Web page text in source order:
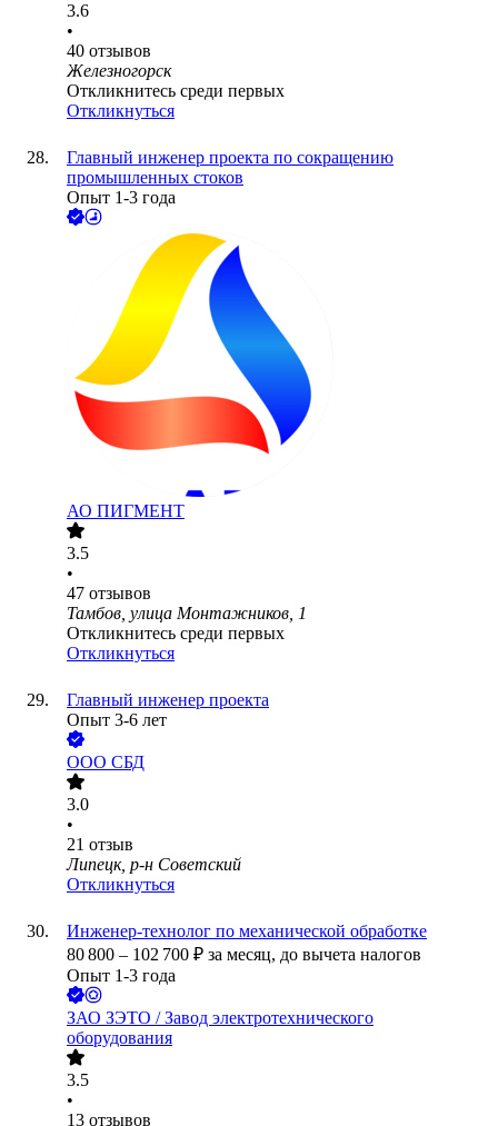
3.6
•
40 отзывов
Железногорск
Откликнитесь среди первых
Откликнуться
Главный инженер проекта по сокращению
промышленных стоков
Опыт 1-3 года
АО ПИГМЕНТ
3.5
•
47 отзывов
Тамбов, улица Монтажников, 1
Откликнитесь среди первых
Откликнуться
Главный инженер проекта
Опыт 3-6 лет
ООО СБД
3.0
•
21 отзыв
Липецк, р-н Советский
Откликнуться
Инженер-технолог по механической обработке
80 800 – 102 700 ₽ за месяц, до вычета налогов
Опыт 1-3 года
ЗАО ЗЭТО / Завод электротехнического
оборудования
3.5
•
13 отзывов